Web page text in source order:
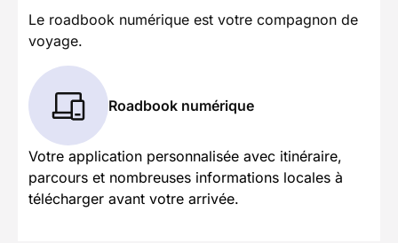
Le roadbook numérique est votre compagnon de
voyage.
Roadbook numérique
Votre application personnalisée avec itinéraire,
parcours et nombreuses informations locales à
télécharger avant votre arrivée.